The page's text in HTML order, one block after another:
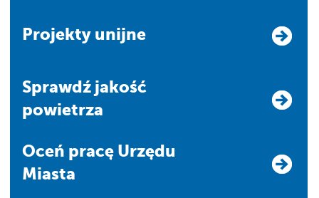
Projekty unijne
Sprawdź jakość
powietrza
Oceń pracę Urzędu
Miasta